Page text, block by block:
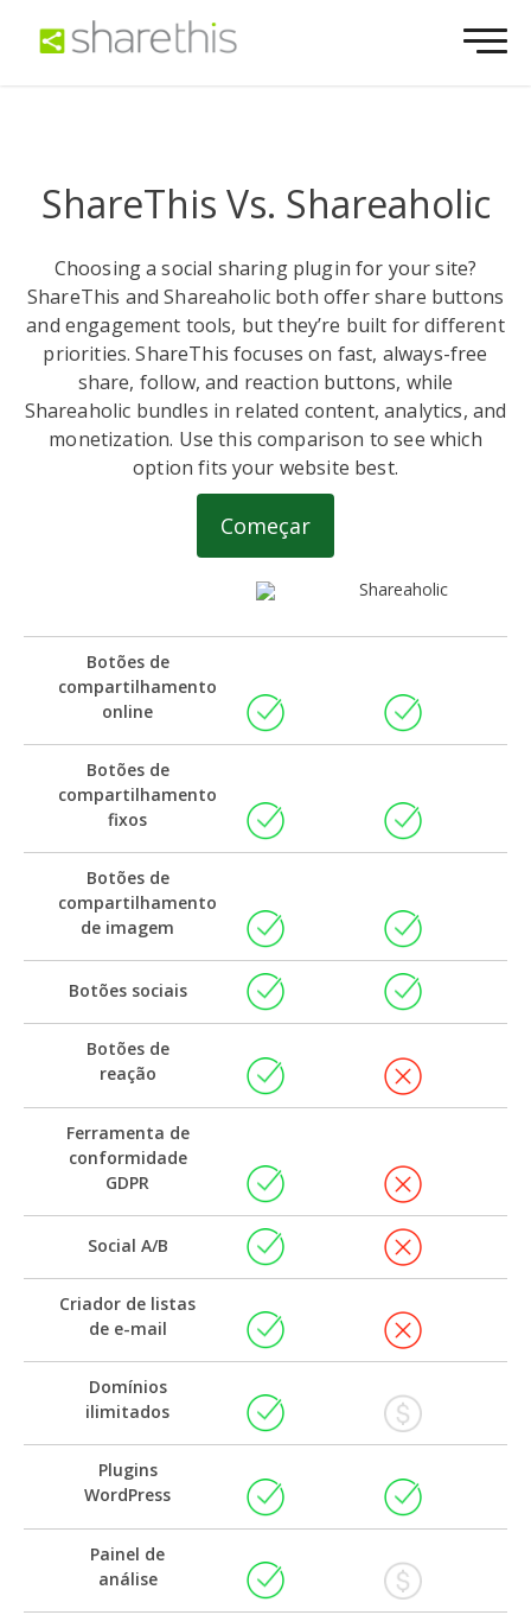
ShareThis Vs. Shareaholic
Choosing a social sharing plugin for your site?
ShareThis and Shareaholic both offer share buttons
and engagement tools, but they’re built for different
priorities. ShareThis focuses on fast, always-free
share, follow, and reaction buttons, while
Shareaholic bundles in related content, analytics, and
monetization. Use this comparison to see which
option fits your website best.
Começar
Shareaholic
Botões de
compartilhamento
online
Botões de
compartilhamento
fixos
Botões de
compartilhamento
de imagem
Botões sociais
Botões de
reação
Ferramenta de
conformidade
GDPR
Social A/B
Criador de listas
de e-mail
Domínios
ilimitados
Plugins
WordPress
Painel de
análise